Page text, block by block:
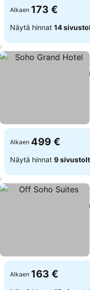
Alkaen 173 €
Näytä hinnat 14
Alkaen 499 €
Näytä hinnat 9
Alkaen 163 €